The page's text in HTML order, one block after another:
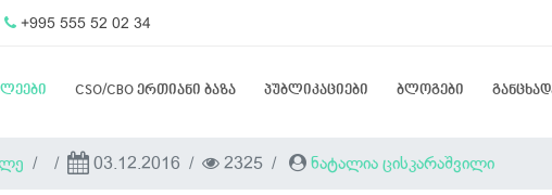
+995 555 52 02 34
CSO/CBO ერთიანი ბაზა პუბლიკაციები ბლოგები
03.12.2016 2325 ნატალია ცისკარაშვილი